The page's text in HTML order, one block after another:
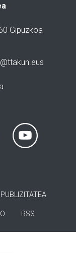
Gipuzkoa
PUBLIZITATEA
RSS